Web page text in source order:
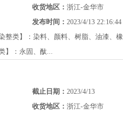
收货地区： 浙江-金华市
发布时间： 2023/4/13 22:16:44
整类】：染料、颜料、树脂、油漆、橡
】：永固、酞...
截止日期： 2023/4/13
收货地区： 浙江-金华市